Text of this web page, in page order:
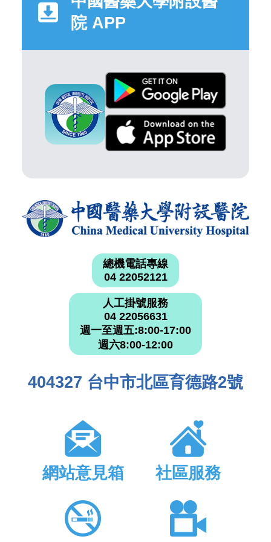
院 APP
總機電話專線
04 22052121
人工掛號服務
04 22056631
週一至週五:8:00-17:00
週六8:00-12:00
404327 台中市北區育德路2號
網站意見箱 社區服務